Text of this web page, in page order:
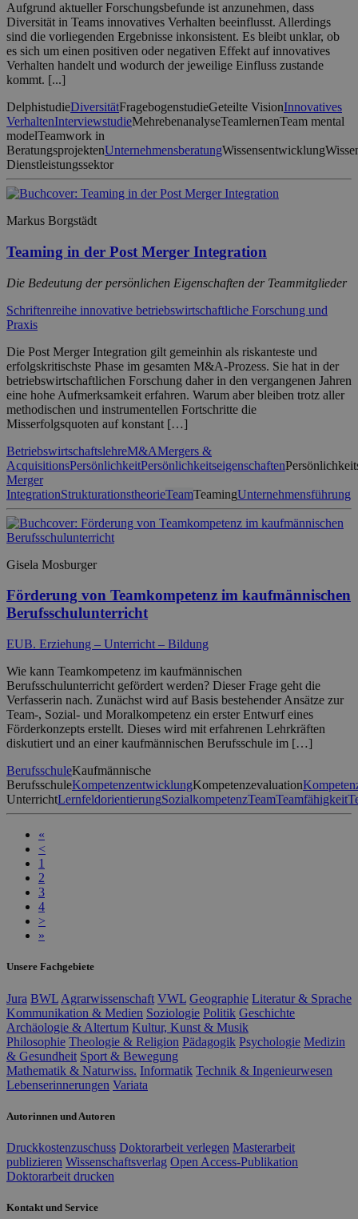
Aufgrund aktueller Forschungsbefunde ist anzunehmen, dass
Diversität in Teams innovatives Verhalten beeinflusst. Allerdings
sind die vorliegenden Ergebnisse inkonsistent. Es bleibt unklar, ob
es sich um einen positiven oder negativen Effekt auf innovatives
Verhalten handelt und wodurch der jeweilige Einfluss zustande
kommt. [...]
DelphistudieDiversitätFragebogenstudieGeteilte VisionInnovatives
VerhaltenInterviewstudieMehrebenanalyseTeamlernenTeam mental
modelTeamwork in
BeratungsprojektenUnternehmensberatungWissensentwicklung
Dienstleistungssektor
Markus Borgstädt
Teaming in der Post Merger Integration
Die Bedeutung der persönlichen Eigenschaften der Teammitglieder
Schriftenreihe innovative betriebswirtschaftliche Forschung und
Praxis
Die Post Merger Integration gilt gemeinhin als riskanteste und
erfolgskritischste Phase im gesamten M&A-Prozess. Sie hat in der
betriebswirtschaftlichen Forschung daher in den vergangenen Jahren
eine hohe Aufmerksamkeit erfahren. Warum aber bleiben trotz aller
methodischen und instrumentellen Fortschritte die
Misserfolgsquoten auf konstant […]
BetriebswirtschaftslehreM&AMergers &
AcquisitionsPersönlichkeitPersönlichkeitseigenschaften
Merger
IntegrationStrukturationstheorieTeamTeamingUnternehmensführung
Gisela Mosburger
Förderung von Teamkompetenz im kaufmännischen
Berufsschulunterricht
EUB. Erziehung – Unterricht – Bildung
Wie kann Teamkompetenz im kaufmännischen
Berufsschulunterricht gefördert werden? Dieser Frage geht die
Verfasserin nach. Zunächst wird auf Basis bestehender Ansätze zur
Team-, Sozial- und Moralkompetenz ein erster Entwurf eines
Förderkonzepts erstellt. Dieses wird mit erfahrenen Lehrkräften
diskutiert und an einer kaufmännischen Berufsschule im […]
BerufsschuleKaufmännische
BerufsschuleKompetenzentwicklungKompetenzevaluation
UnterrichtLernfeldorientierungSozialkompetenzTeamTeamfähigkeit
«
<
1
2
3
4
>
»
Unsere Fachgebiete
Jura BWL Agrarwissenschaft VWL Geographie Literatur & Sprache
Kommunikation & Medien Soziologie Politik Geschichte
Archäologie & Altertum Kultur, Kunst & Musik
Philosophie Theologie & Religion Pädagogik Psychologie Medizin
& Gesundheit Sport & Bewegung
Mathematik & Naturwiss. Informatik Technik & Ingenieurwesen
Lebenserinnerungen Variata
Autorinnen und Autoren
Druckkostenzuschuss Doktorarbeit verlegen Masterarbeit
publizieren Wissenschaftsverlag Open Access-Publikation
Doktorarbeit drucken
Kontakt und Service